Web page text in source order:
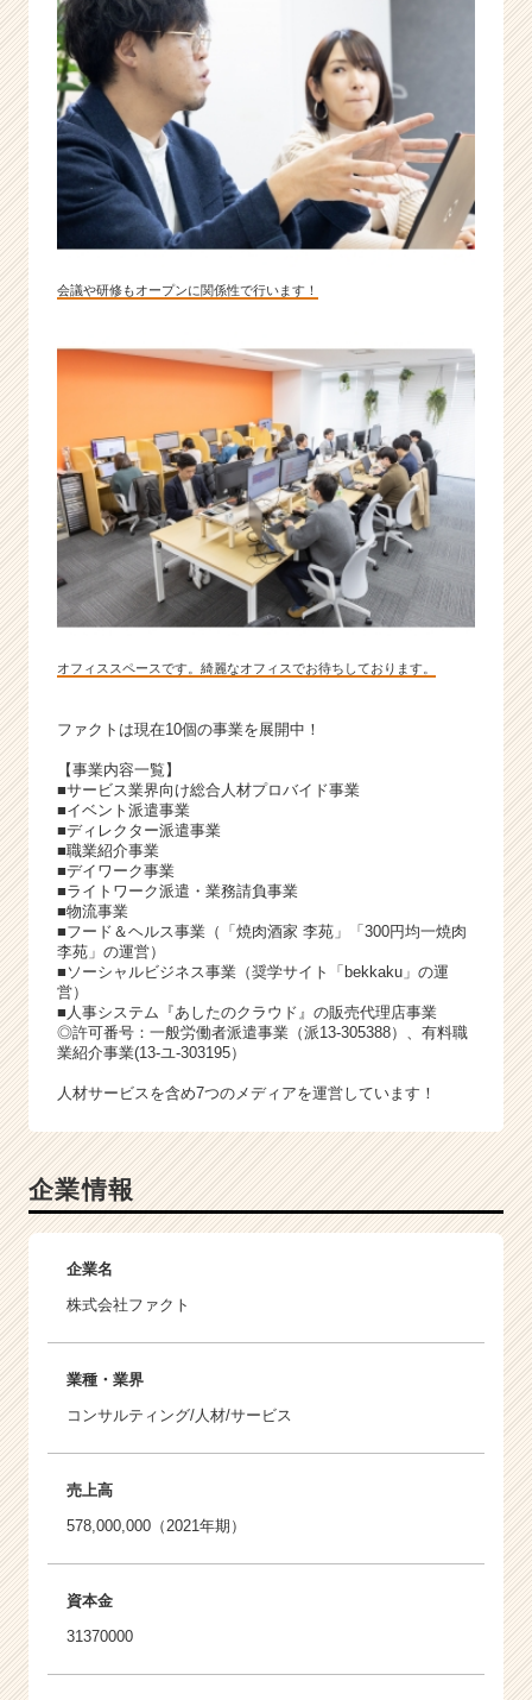
会議や研修もオープンに関係性で行います！
オフィススペースです。綺麗なオフィスでお待ちしております。
ファクトは現在10個の事業を展開中！
【事業内容一覧】
■サービス業界向け総合人材プロバイド事業
■イベント派遣事業
■ディレクター派遣事業
■職業紹介事業
■デイワーク事業
■ライトワーク派遣・業務請負事業
■物流事業
■フード＆ヘルス事業（「焼肉酒家 李苑」「300円均一焼肉
李苑」の運営）
■ソーシャルビジネス事業（奨学サイト「bekkaku」の運
営）
■人事システム『あしたのクラウド』の販売代理店事業
◎許可番号：一般労働者派遣事業（派13-305388）、有料職
業紹介事業(13-ユ-303195）
人材サービスを含め7つのメディアを運営しています！
企業情報
企業名
株式会社ファクト
業種・業界
コンサルティング/人材/サービス
売上高
578,000,000（2021年期）
資本金
31370000